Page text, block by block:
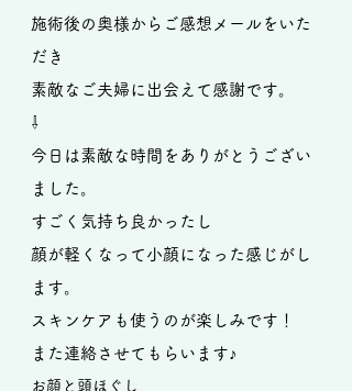
施術後の奥様からご感想メールをいた
だき
素敵なご夫婦に出会えて感謝です。
⇩
今日は素敵な時間をありがとうござい
ました。
すごく気持ち良かったし
顔が軽くなって小顔になった感じがし
ます。
スキンケアも使うのが楽しみです！
また連絡させてもらいます♪
お顔と頭ほぐし